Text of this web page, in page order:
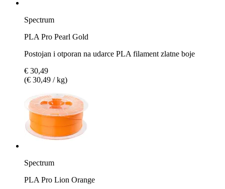
Spectrum
PLA Pro Pearl Gold
Postojan i otporan na udarce PLA filament zlatne boje
€ 30,49
(€ 30,49 / kg)
Spectrum
PLA Pro Lion Orange